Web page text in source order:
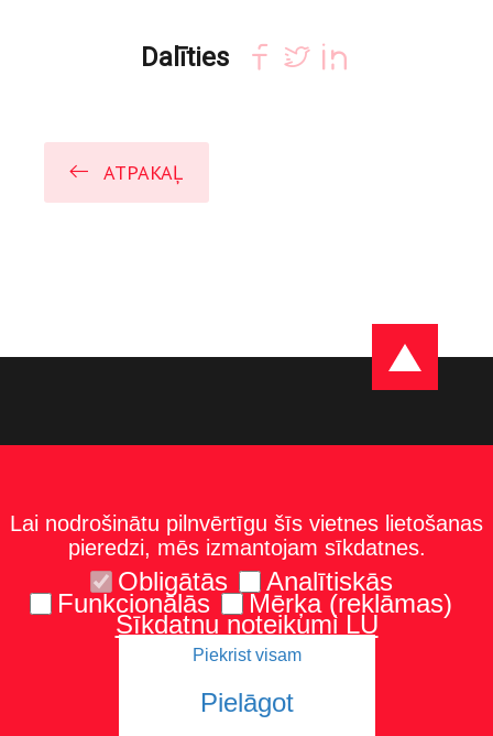
Dalīties
ATPAKAĻ
Karte un norādes
Tel.: 67229986
Lai nodrošinātu pilnvērtīgu šīs vietnes lietošanas
pieredzi, mēs izmantojam sīkdatnes.
Obligātās Analītiskās
Funkcionālās Mērķa (reklāmas)
Sīkdatņu noteikumi LU
Piekrist visam
Pielāgot